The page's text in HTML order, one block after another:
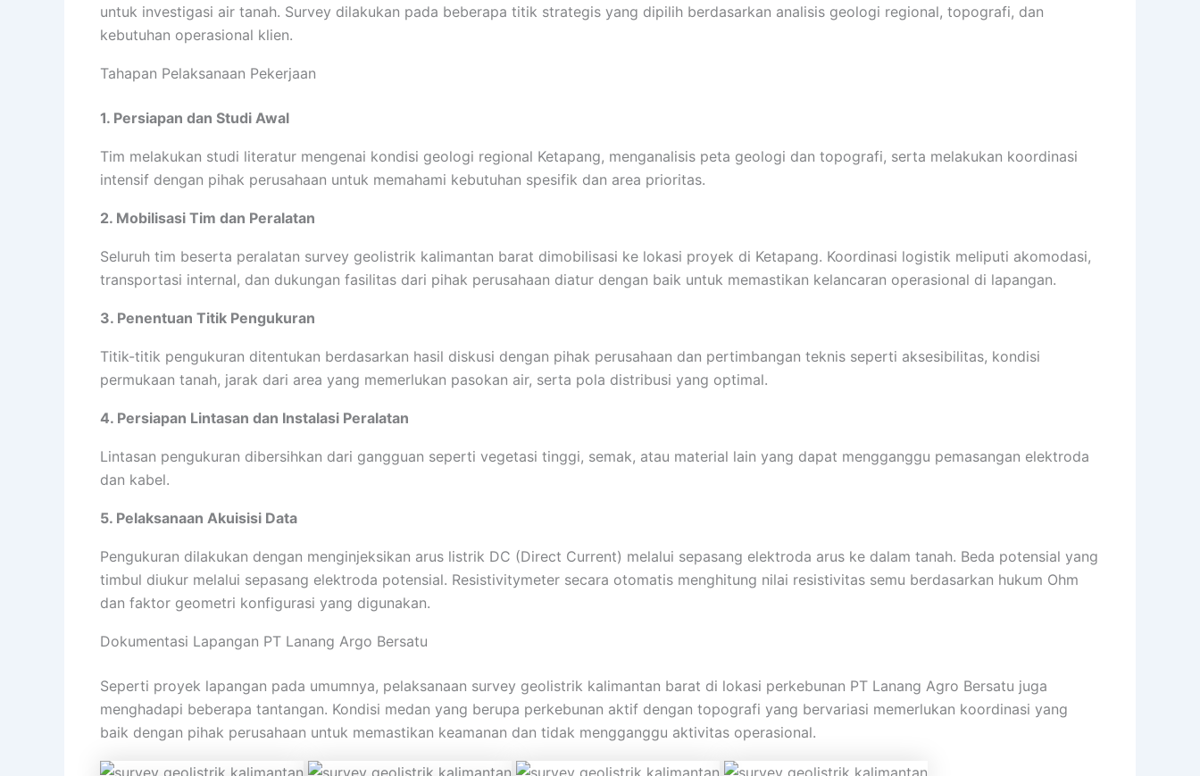
untuk investigasi air tanah. Survey dilakukan pada beberapa titik strategis yang dipilih berdasarkan analisis geologi regional, topografi, dan
kebutuhan operasional klien.
Tahapan Pelaksanaan Pekerjaan
1. Persiapan dan Studi Awal
Tim melakukan studi literatur mengenai kondisi geologi regional Ketapang, menganalisis peta geologi dan topografi, serta melakukan koordinasi
intensif dengan pihak perusahaan untuk memahami kebutuhan spesifik dan area prioritas.
2. Mobilisasi Tim dan Peralatan
Seluruh tim beserta peralatan survey geolistrik kalimantan barat dimobilisasi ke lokasi proyek di Ketapang. Koordinasi logistik meliputi akomodasi,
transportasi internal, dan dukungan fasilitas dari pihak perusahaan diatur dengan baik untuk memastikan kelancaran operasional di lapangan.
3. Penentuan Titik Pengukuran
Titik-titik pengukuran ditentukan berdasarkan hasil diskusi dengan pihak perusahaan dan pertimbangan teknis seperti aksesibilitas, kondisi
permukaan tanah, jarak dari area yang memerlukan pasokan air, serta pola distribusi yang optimal.
4. Persiapan Lintasan dan Instalasi Peralatan
Lintasan pengukuran dibersihkan dari gangguan seperti vegetasi tinggi, semak, atau material lain yang dapat mengganggu pemasangan elektroda
dan kabel.
5. Pelaksanaan Akuisisi Data
Pengukuran dilakukan dengan menginjeksikan arus listrik DC (Direct Current) melalui sepasang elektroda arus ke dalam tanah. Beda potensial yang
timbul diukur melalui sepasang elektroda potensial. Resistivitymeter secara otomatis menghitung nilai resistivitas semu berdasarkan hukum Ohm
dan faktor geometri konfigurasi yang digunakan.
Dokumentasi Lapangan PT Lanang Argo Bersatu
Seperti proyek lapangan pada umumnya, pelaksanaan survey geolistrik kalimantan barat di lokasi perkebunan PT Lanang Agro Bersatu juga
menghadapi beberapa tantangan. Kondisi medan yang berupa perkebunan aktif dengan topografi yang bervariasi memerlukan koordinasi yang
baik dengan pihak perusahaan untuk memastikan keamanan dan tidak mengganggu aktivitas operasional.